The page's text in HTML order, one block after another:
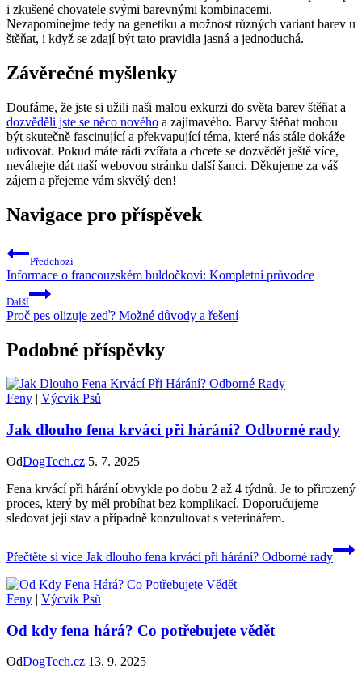
i zkušené chovatele svými barevnými kombinacemi.
Nezapomínejme tedy na genetiku a možnost různých variant barev u
štěňat, i když se zdají být tato pravidla jasná a jednoduchá.
Závěrečné myšlenky
Doufáme, že jste si užili naši malou exkurzi do světa barev štěňat a
dozvěděli jste se něco nového a zajímavého. Barvy štěňat mohou
být skutečně fascinující a překvapující téma, které nás stále dokáže
udivovat. Pokud máte rádi zvířata a chcete se dozvědět ještě více,
neváhejte dát naší webovou stránku další šanci. Děkujeme za váš
zájem a přejeme vám skvělý den!
Navigace pro příspěvek
Předchozí
Informace o francouzském buldočkovi: Kompletní průvodce
Další
Proč pes olizuje zeď? Možné důvody a řešení
Podobné příspěvky
Feny | Výcvik Psů
Jak dlouho fena krvácí při hárání? Odborné rady
OdDogTech.cz 5. 7. 2025
Fena krvácí při hárání obvykle po dobu 2 až 4 týdnů. Je to přirozený
proces, který by měl probíhat bez komplikací. Doporučujeme
sledovat její stav a případně konzultovat s veterinářem.
Přečtěte si více Jak dlouho fena krvácí při hárání? Odborné rady
Feny | Výcvik Psů
Od kdy fena hárá? Co potřebujete vědět
OdDogTech.cz 13. 9. 2025